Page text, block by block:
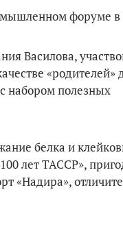
форуме
Василова,
«родителей»
набором полезных
белка и
лет ТАССР»,
«Надира»,